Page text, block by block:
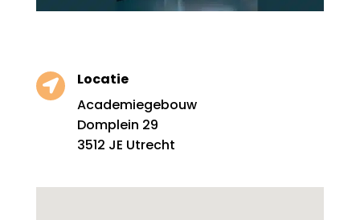

Locatie
Academiegebouw
Domplein 29
3512 JE Utrecht